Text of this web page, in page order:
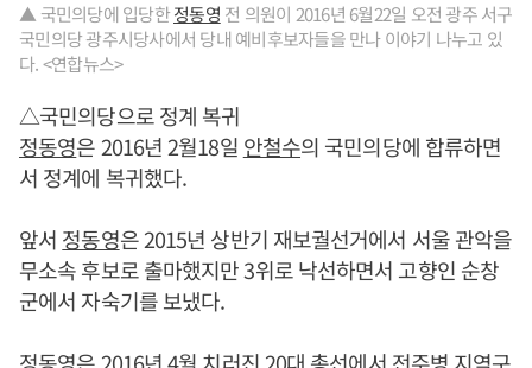
▲ 국민의당에 입당한정동영 전 의원이 2016년 6월22일 오전 광주 서구
국민의당 광주시당사에서 당내 예비후보자들을 만나 이야기 나누고 있
다. <연합뉴스>
△국민의당으로 정계 복귀
정동영은 2016년 2월18일 안철수의 국민의당에 합류하면
서 정계에 복귀했다.
앞서 정동영은 2015년 상반기 재보궐선거에서 서울 관악을
무소속 후보로 출마했지만 3위로 낙선하면서 고향인 순창
군에서 자숙기를 보냈다.